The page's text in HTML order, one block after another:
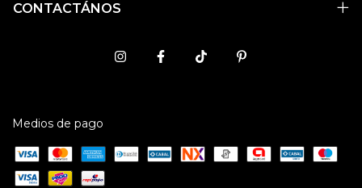
CONTACTÁNOS
Medios de pago